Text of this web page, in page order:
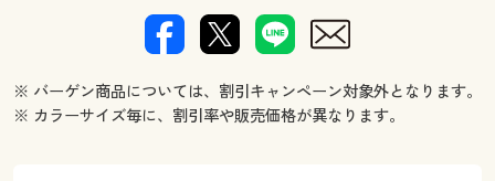
※ バーゲン商品については、割引キャンペーン対象外となります。
※ カラーサイズ毎に、割引率や販売価格が異なります。